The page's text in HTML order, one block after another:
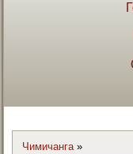
Чимичанга»